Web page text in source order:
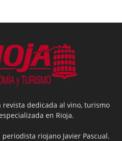
revista dedicada al vino, turismo
en Rioja.
riojano Javier Pascual.